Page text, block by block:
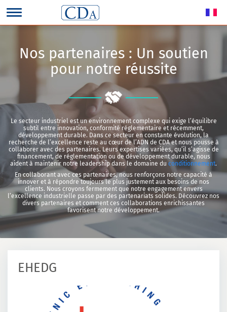
Nos partenaires : Un soutien
pour notre réussite
Le secteur industriel est un environnement complexe qui exige l’équilibre
subtil entre innovation, conformité réglementaire et récemment,
développement durable. Dans ce secteur en constante évolution, la
recherche de l’excellence reste au cœur de l’ADN de CDA et nous pousse à
collaborer avec des partenaires. Leurs expertises variées, qu’il s’agisse de
financement, de réglementation ou de développement durable, nous
aident à maintenir notre leadership dans le domaine du conditionnement.
En collaborant avec ces partenaires, nous renforçons notre capacité à
innover et à répondre toujours le plus justement aux besoins de nos
clients. Nous croyons fermement que notre engagement envers
l’excellence industrielle passe par des partenariats solides. Découvrez nos
divers partenaires et comment ces collaborations enrichissantes
favorisent notre développement.
EHEDG